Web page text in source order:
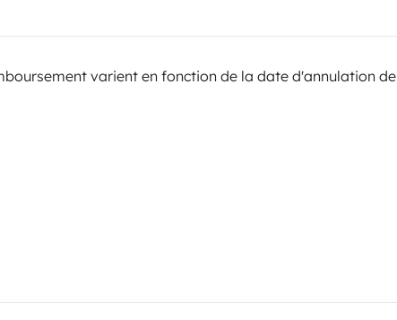
varient en fonction de la date d'annulation de